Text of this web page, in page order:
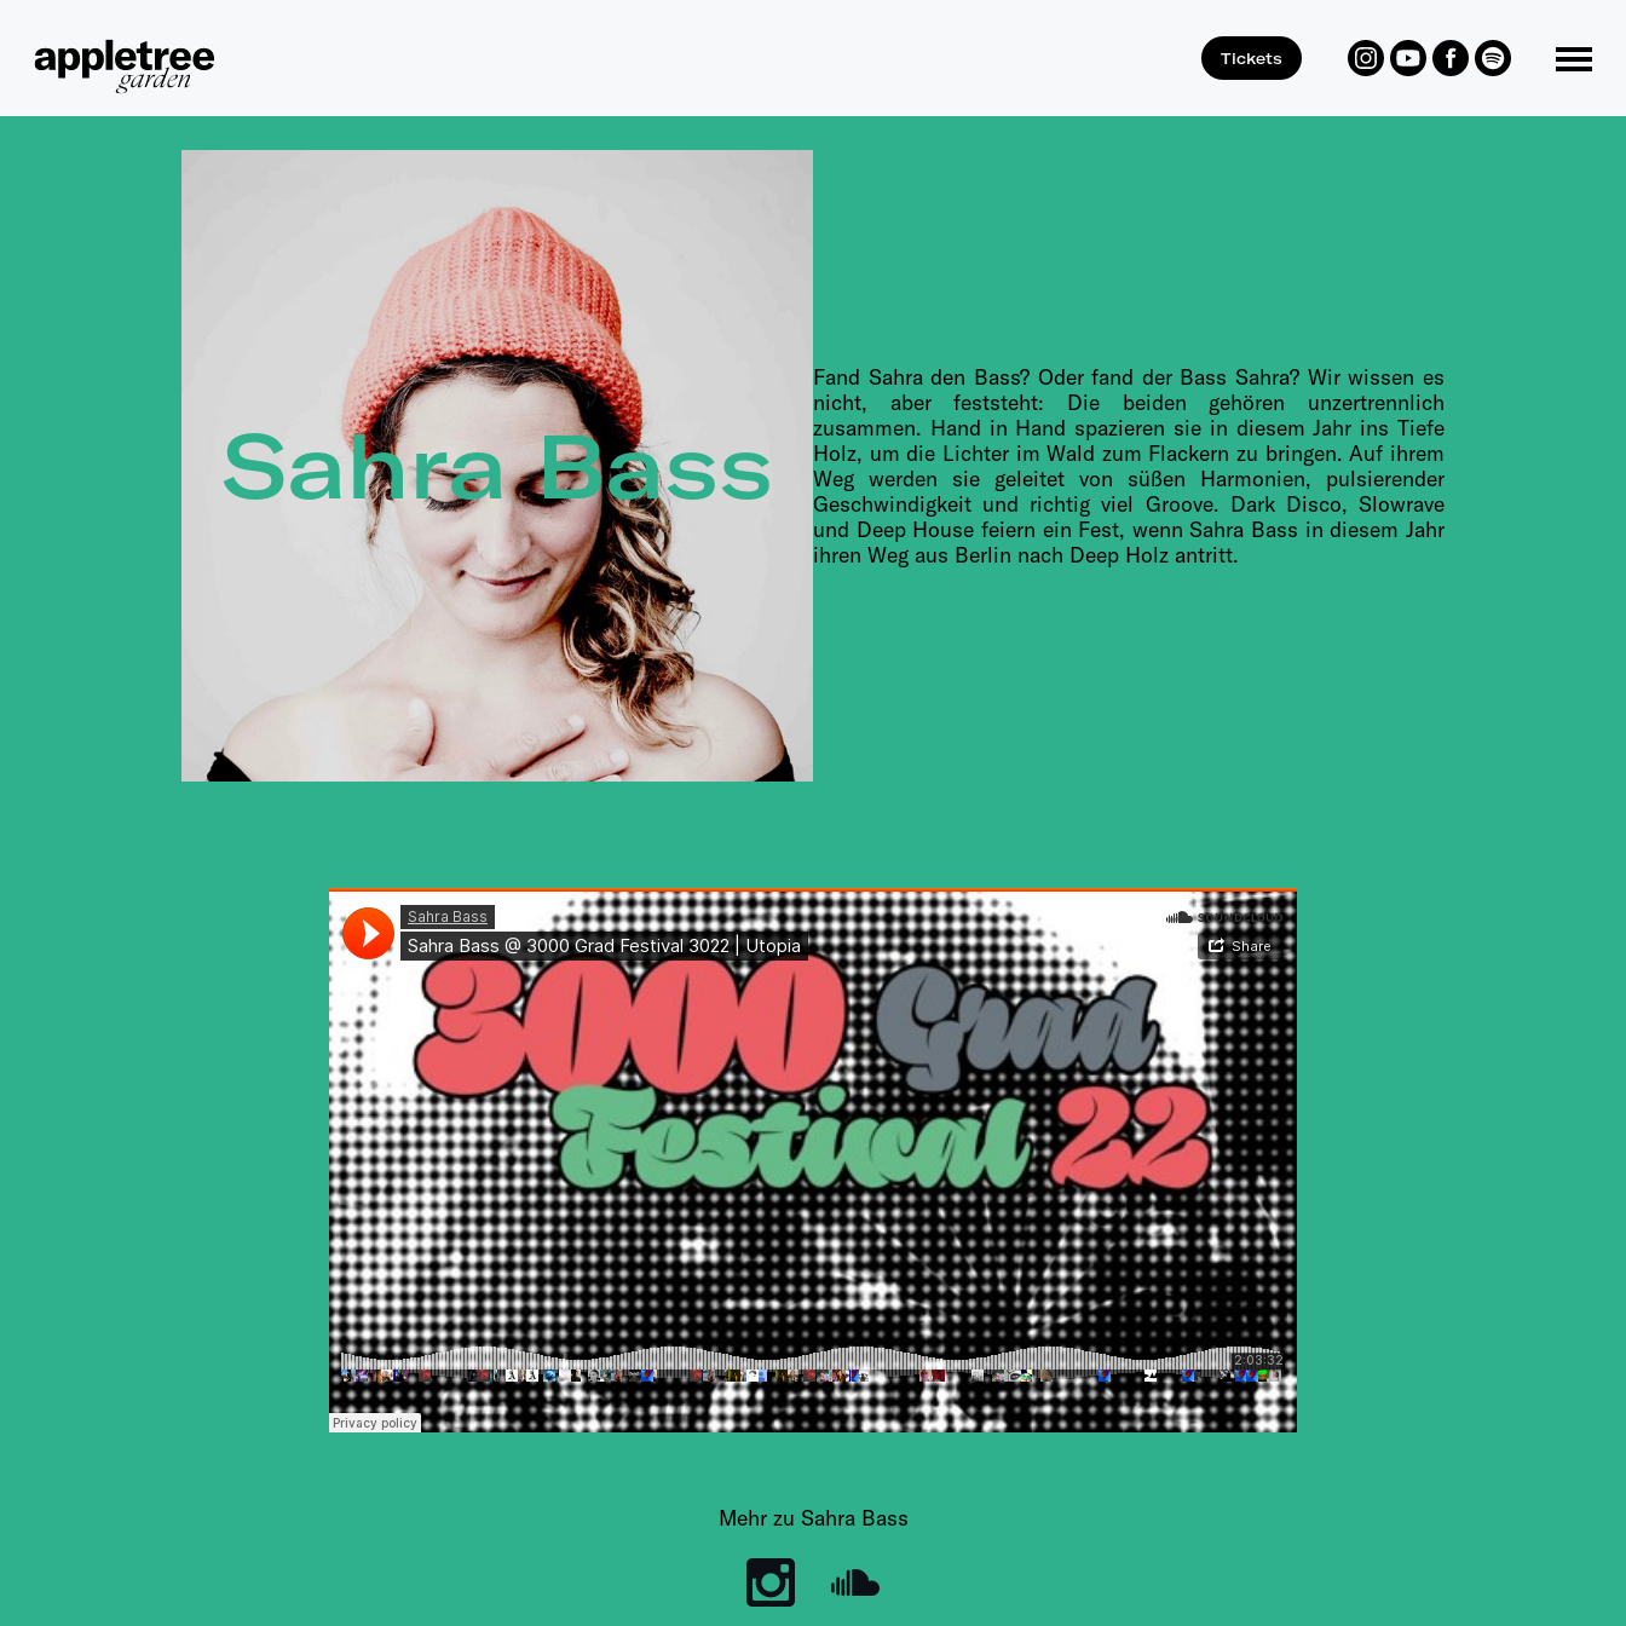
Tickets Toggle Menu
Fand Sahra den Bass? Oder fand der Bass Sahra? Wir wissen es
nicht, aber feststeht: Die beiden gehören unzertrennlich
zusammen. Hand in Hand spazieren sie in diesem Jahr ins Tiefe
Holz, um die Lichter im Wald zum Flackern zu bringen. Auf ihrem
Weg werden sie geleitet von süßen Harmonien, pulsierender
Geschwindigkeit und richtig viel Groove. Dark Disco, Slowrave
und Deep House feiern ein Fest, wenn Sahra Bass in diesem Jahr
ihren Weg aus Berlin nach Deep Holz antritt.
Sahra Bass
Mehr zu Sahra Bass